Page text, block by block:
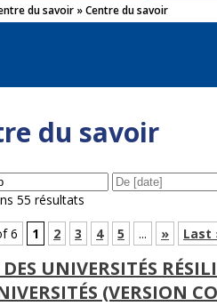
du savoir »Centre du savoir
du savoir
55 résultats
6
1 2 3 4 5 ... » Last
UNIVERSITÉS
(VERSION